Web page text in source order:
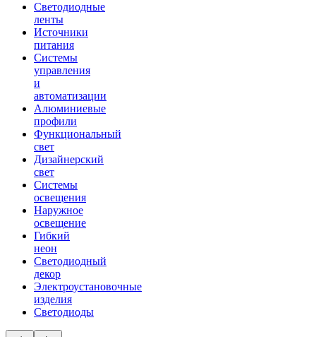
Светодиодные
ленты
Источники
питания
Системы
управления
и
автоматизации
Алюминиевые
профили
Функциональный
свет
Дизайнерский
свет
Системы
освещения
Наружное
освещение
Гибкий
неон
Светодиодный
декор
Электроустановочные
изделия
Светодиоды